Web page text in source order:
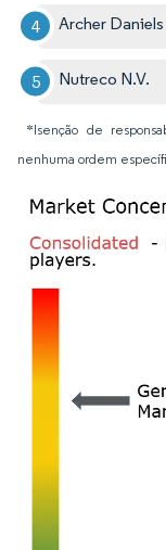
Archer
Nutreco N.V.
*Isenção de
nenhuma ordem